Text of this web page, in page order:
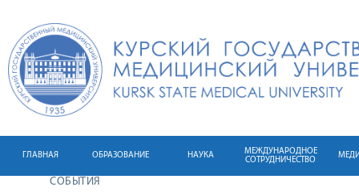
ГЛАВНАЯ ОБРАЗОВАНИЕ НАУКА
МЕЖДУНАРОДНОЕ
СОТРУДНИЧЕСТВО
СОБЫТИЯ